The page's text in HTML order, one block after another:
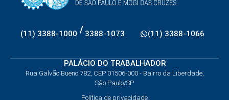
(11) 3388-1000 / 3388-1073 (11) 3388-1066
PALÁCIO DO TRABALHADOR
Rua Galvão Bueno 782, CEP 01506-000 - Bairro da Liberdade,
São Paulo/SP
Política de privacidade